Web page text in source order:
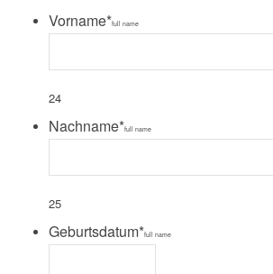
Vorname*full name
24
Nachname*full name
25
Geburtsdatum*full name